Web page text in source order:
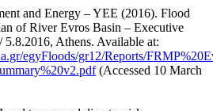
and Energy – YEE (2016). Flood
of River Evros Basin – Executive
5.8.2016, Athens. Available at:
egyFloods/gr12/Reports/
(Accessed 10 March